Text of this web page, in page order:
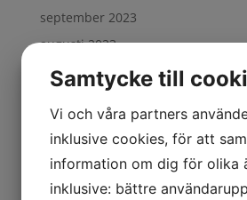
september 2023
augusti 2023
juni 2023
november 2022
oktober 2022
Samtycke till
Vi och våra partners
inklusive cookies, för att
information om dig för olika
inklusive: bättre